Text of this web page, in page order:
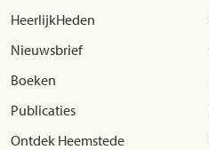
HeerlijkHeden
Nieuwsbrief
Boeken
Publicaties
Ontdek Heemstede